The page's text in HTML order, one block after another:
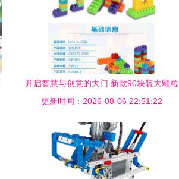
开启智慧与创意的大门 新款90块装大颗粒
拼装拼插积木测评
更新时间：2026-08-06 22:51:22